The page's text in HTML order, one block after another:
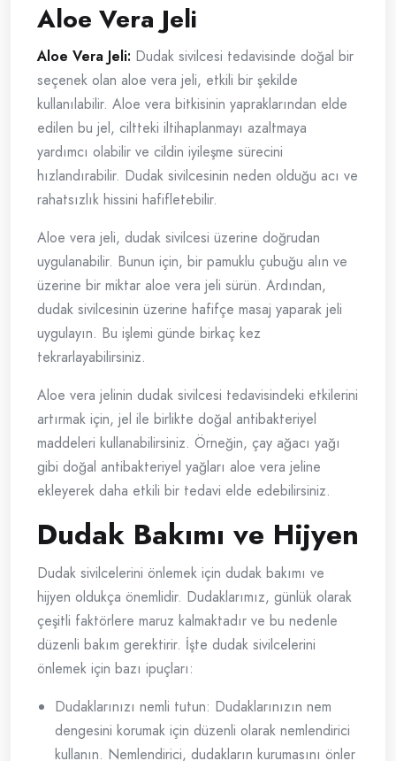
Aloe Vera Jeli
Aloe Vera Jeli: Dudak sivilcesi tedavisinde doğal bir
seçenek olan aloe vera jeli, etkili bir şekilde
kullanılabilir. Aloe vera bitkisinin yapraklarından elde
edilen bu jel, ciltteki iltihaplanmayı azaltmaya
yardımcı olabilir ve cildin iyileşme sürecini
hızlandırabilir. Dudak sivilcesinin neden olduğu acı ve
rahatsızlık hissini hafifletebilir.
Aloe vera jeli, dudak sivilcesi üzerine doğrudan
uygulanabilir. Bunun için, bir pamuklu çubuğu alın ve
üzerine bir miktar aloe vera jeli sürün. Ardından,
dudak sivilcesinin üzerine hafifçe masaj yaparak jeli
uygulayın. Bu işlemi günde birkaç kez
tekrarlayabilirsiniz.
Aloe vera jelinin dudak sivilcesi tedavisindeki etkilerini
artırmak için, jel ile birlikte doğal antibakteriyel
maddeleri kullanabilirsiniz. Örneğin, çay ağacı yağı
gibi doğal antibakteriyel yağları aloe vera jeline
ekleyerek daha etkili bir tedavi elde edebilirsiniz.
Dudak Bakımı ve Hijyen
Dudak sivilcelerini önlemek için dudak bakımı ve
hijyen oldukça önemlidir. Dudaklarımız, günlük olarak
çeşitli faktörlere maruz kalmaktadır ve bu nedenle
düzenli bakım gerektirir. İşte dudak sivilcelerini
önlemek için bazı ipuçları:
Dudaklarınızı nemli tutun: Dudaklarınızın nem
dengesini korumak için düzenli olarak nemlendirici
kullanın. Nemlendirici, dudakların kurumasını önler